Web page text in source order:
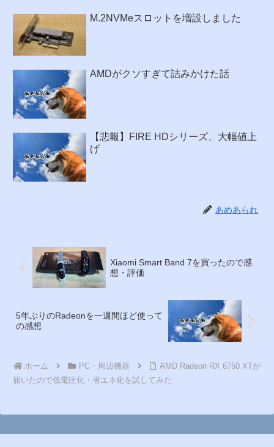
M.2NVMeスロットを増設しました
AMDがクソすぎて詰みかけた話
【悲報】FIRE HDシリーズ、大幅値上
げ
あめあられ
Xiaomi Smart Band 7を買ったので感
想・評価
5年ぶりのRadeonを一週間ほど使って
の感想
ホーム PC・周辺機器
AMD Radeon RX 6750 XTが
届いたので低電圧化・省エネ化を試してみた